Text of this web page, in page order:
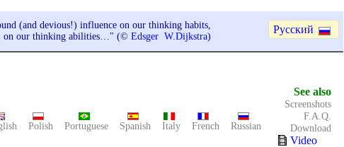
(and devious!) influence on our thinking habits,
on our thinking abilities…" (© Edsger W.Dijkstra)
Русский
Polish Portuguese Spanish Italy French Russian
See also
Screenshots
F.A.Q.
Download
Video